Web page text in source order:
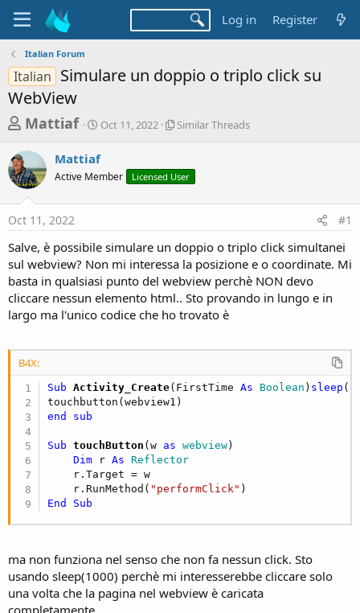
Log in Register
Italian Forum
Italian Simulare un doppio o triplo click su
WebView
T
r
e
a
d
s
t
a
r
t
r
Mattiaf
S
r
t
a
Oct 11, 2022
S
l
r
r
e
a
s
Similar Threads
Mattiaf
Active Member Licensed User
Oct 11, 2022 #1
Salve, è possibile simulare un doppio o triplo click simultanei
sul webview? Non mi interessa la posizione e o coordinate. Mi
basta in qualsiasi punto del webview perchè NON devo
cliccare nessun elemento html.. Sto provando in lungo e in
largo ma l'unico codice che ho trovato è
B4X:
Sub Activity_Create(FirstTime As Boolean ) sleep (
end
sub
Sub touchButton (w as webview )
Dim r As Reflector
    r.Target = w
    r.RunMethod(
"performClick"
End
Sub
ma non funziona nel senso che non fa nessun click. Sto
usando sleep(1000) perchè mi interesserebbe cliccare solo
una volta che la pagina nel webview è caricata
completamente..